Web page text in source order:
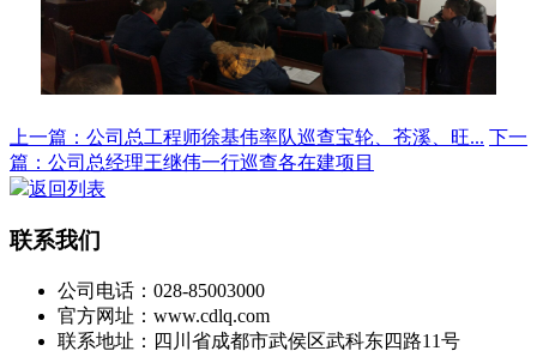
上一篇：公司总工程师徐基伟率队巡查宝轮、苍溪、旺... 下一
篇：公司总经理王继伟一行巡查各在建项目
返回列表
联系我们
公司电话：028-85003000
官方网址：www.cdlq.com
联系地址：四川省成都市武侯区武科东四路11号